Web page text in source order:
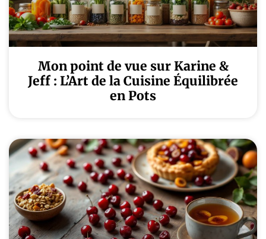
Mon point de vue sur Karine &
Jeff : L’Art de la Cuisine Équilibrée
en Pots